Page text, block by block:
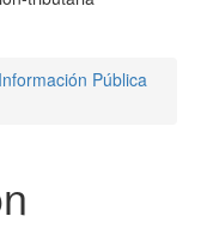
Pública